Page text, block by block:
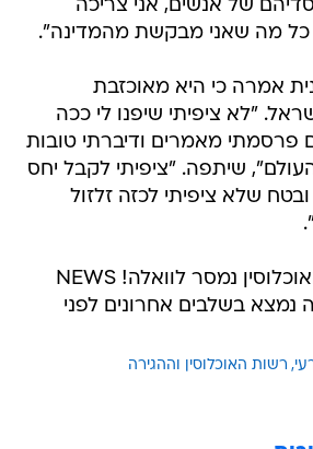
של אנשים, אני צריכה
כל מה שאני מבקשת מהמדינה".
אמרה כי היא מאוכזבת
"לא ציפיתי שיפנו לי ככה
פרסמתי מאמרים ודיברתי טובות
שיתפה. "ציפיתי לקבל יחס
שלא ציפיתי לכזה זלזול
מרשות ההגירה והאוכלוסין נמסר לוואלה! NEWS
נמצא בשלבים אחרונים לפני
רשות האוכלוסין וההגירה